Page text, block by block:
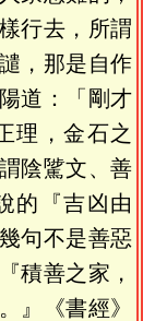
行去，所謂
，那是自作
道：「剛才
理，金石之
陰騭文、善
的『吉凶由
句不是善惡
積善之家，
』《書經》